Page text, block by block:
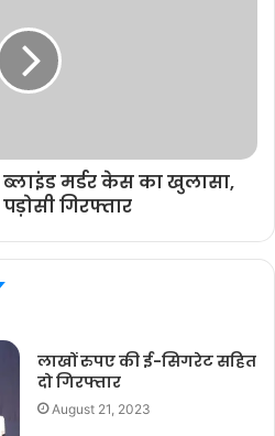
मर्डर केस का खुलासा,
पड़ोसी गिरफ्तार
लाखों रुपए की ई-सिगरेट सहित
दो गिरफ्तार
August 21, 2023